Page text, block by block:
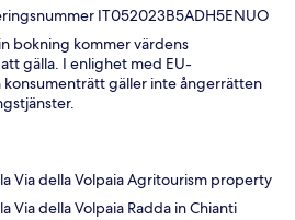
IT052023B5ADH5ENUO
bokning kommer värdens
gälla. I enlighet med EU-
konsumenträtt gäller inte ångerrätten
Via della Volpaia Agritourism property
Via della Volpaia Radda in Chianti